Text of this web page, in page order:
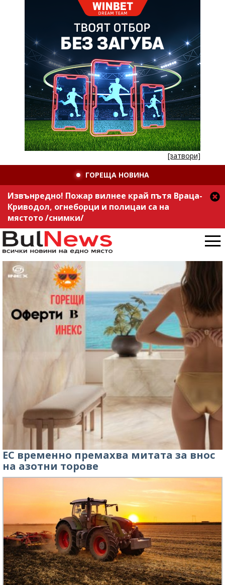
[затвори]
ГОРЕЩА НОВИНА
Извънредно! Пожар вилнее край пътя Враца-
Криводол, огнеборци и полицаи са на
мястото /снимки/
ЕС временно премахва митата за внос
на азотни торове